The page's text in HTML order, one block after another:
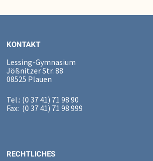
KONTAKT
Lessing-Gymnasium
Jößnitzer Str. 88
08525 Plauen
Tel.: (0 37 41) 71 98 90
Fax: (0 37 41) 71 98 999
RECHTLICHES